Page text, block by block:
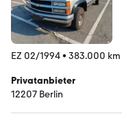
EZ 02/1994• 383.000 km
Privatanbieter
12207 Berlin